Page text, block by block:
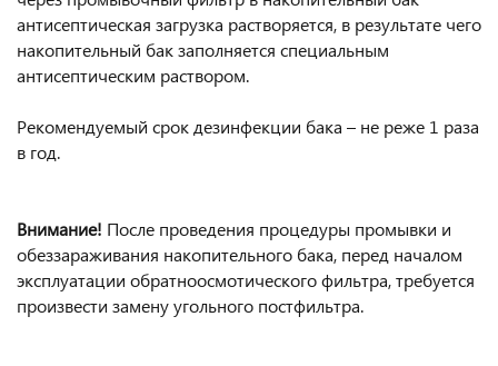
антисептическая загрузка растворяется, в результате чего
накопительный бак заполняется специальным
антисептическим раствором.
Рекомендуемый срок дезинфекции бака – не реже 1 раза
в год.
Внимание! После проведения процедуры промывки и
обеззараживания накопительного бака, перед началом
эксплуатации обратноосмотического фильтра, требуется
произвести замену угольного постфильтра.